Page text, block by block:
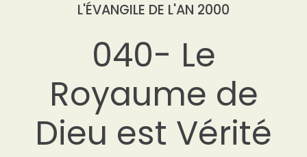
L'ÉVANGILE DE L'AN 2000
040- Le
Royaume de
Dieu est Vérité